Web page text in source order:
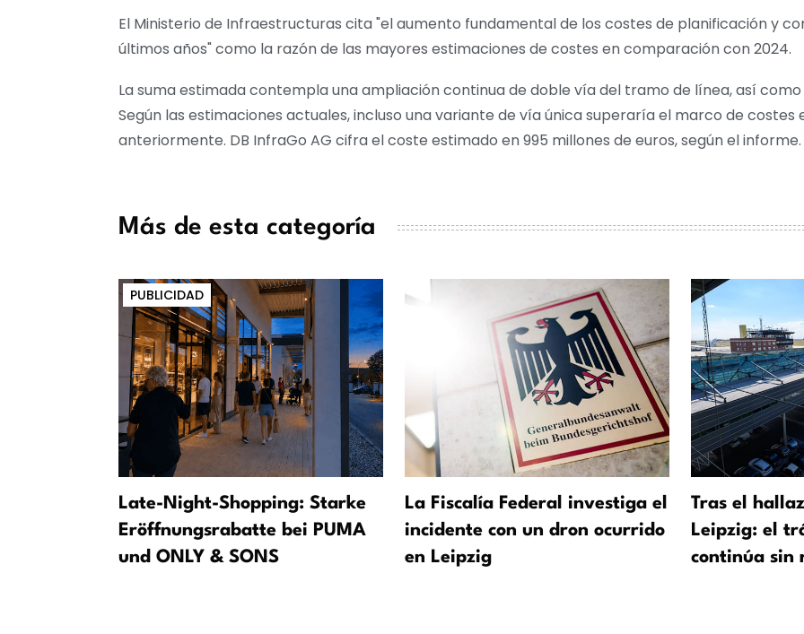
El Ministerio de Infraestructuras cita "el aumento fundamental de los costes de planificación y
últimos años" como la razón de las mayores estimaciones de costes en comparación con 2024.
La suma estimada contempla una ampliación continua de doble vía del tramo de línea, así
Según las estimaciones actuales, incluso una variante de vía única superaría el marco de costes
anteriormente. DB InfraGo AG cifra el coste estimado en 995 millones de euros, según el informe.
Más de esta categoría
PUBLICIDAD
Late-Night-Shopping: Starke
Eröffnungsrabatte bei PUMA
und ONLY & SONS
La Fiscalía Federal investiga el
incidente con un dron ocurrido
en Leipzig
Tras el
Leipzig: el
continúa sin